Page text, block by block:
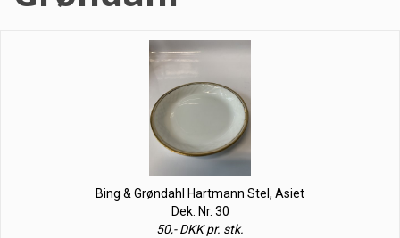
Bing & Grøndahl Hartmann Stel, Asiet
Dek. Nr. 30
50,- DKK pr. stk.